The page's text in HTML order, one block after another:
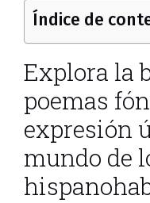
Índice de
Explora la
poemas
expresión
mundo de